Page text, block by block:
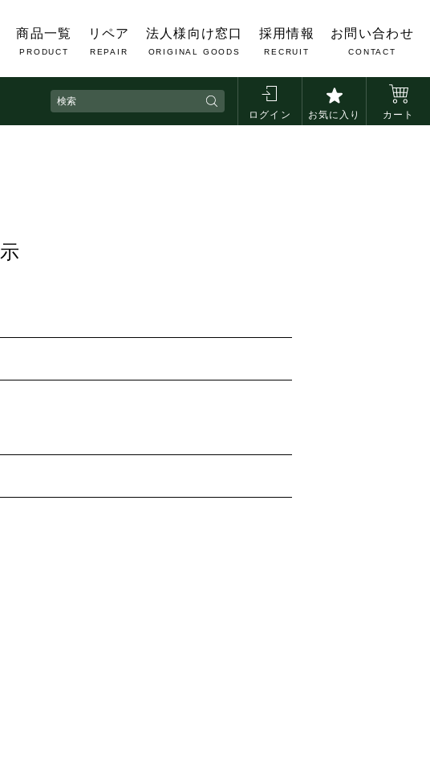
ログイン お気に入り カート
商品一覧
PRODUCT
リペア
REPAIR
法人様向け窓口
ORIGINAL GOODS
採用情報
RECRUIT
お問い合わせ
CONTACT
LINE公式アカウント ｜ アンケート回答で【ネット限定】5%OFFクーポ